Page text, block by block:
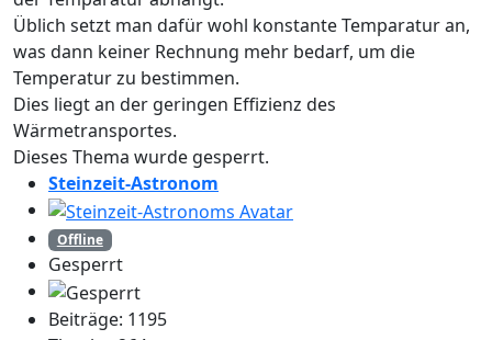
Üblich setzt man dafür wohl konstante Temparatur an,
was dann keiner Rechnung mehr bedarf, um die
Temperatur zu bestimmen.
Dies liegt an der geringen Effizienz des
Wärmetransportes.
Dieses Thema wurde gesperrt.
Steinzeit-Astronom
Offline
Gesperrt
Beiträge: 1195